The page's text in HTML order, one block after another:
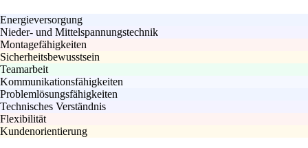
Energieversorgung
Nieder- und Mittelspannungstechnik
Montagefähigkeiten
Sicherheitsbewusstsein
Teamarbeit
Kommunikationsfähigkeiten
Problemlösungsfähigkeiten
Technisches Verständnis
Flexibilität
Kundenorientierung